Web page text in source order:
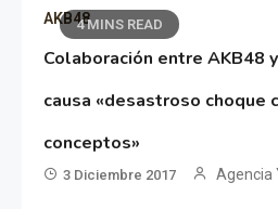
4 MINS READ
AKB48
Colaboración entre AKB48
causa «desastroso choque
conceptos»
3 Diciembre 2017 Agencia